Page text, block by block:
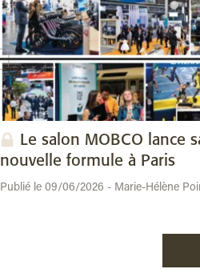
Le salon MOBCO lance
nouvelle formule à Paris
Publié le 09/06/2026 - Marie-Hélène